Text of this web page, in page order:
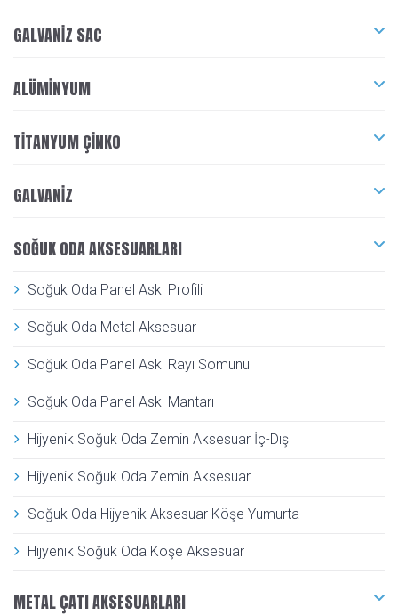
GALVANIZ SAC
ALÜMINYUM
TITANYUM ÇINKO
GALVANIZ
SOĞUK ODA AKSESUARLARI
Soğuk Oda Panel Askı Profili
Soğuk Oda Metal Aksesuar
Soğuk Oda Panel Askı Rayı Somunu
Soğuk Oda Panel Askı Mantarı
Hijyenik Soğuk Oda Zemin Aksesuar İç-Dış
Hijyenik Soğuk Oda Zemin Aksesuar
Soğuk Oda Hijyenik Aksesuar Köşe Yumurta
Hijyenik Soğuk Oda Köşe Aksesuar
METAL ÇATI AKSESUARLARI